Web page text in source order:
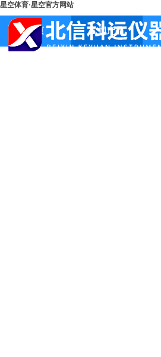
星空体育·星空官方网站
首页 公司产品